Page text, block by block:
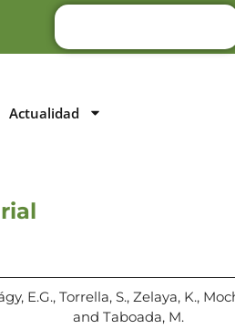
Actualidad
E.G., Torrella, S., Zelaya, K.,
and Taboada, M.